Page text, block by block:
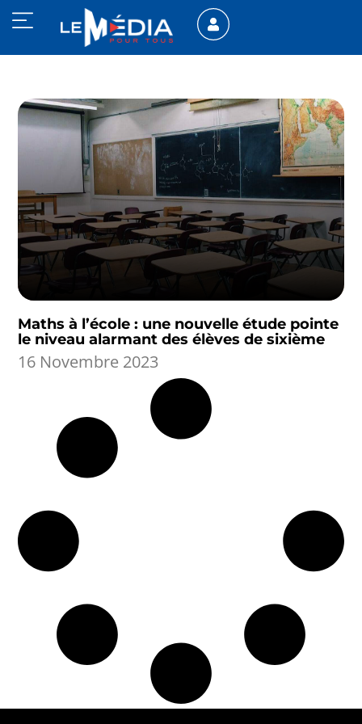
Maths à l’école : une nouvelle étude pointe
le niveau alarmant des élèves de sixième
16 Novembre 2023